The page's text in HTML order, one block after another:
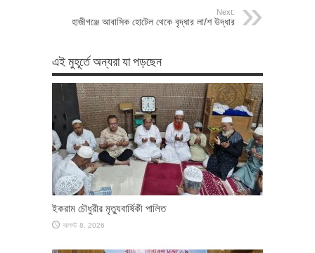
Next:
হাজীগঞ্জে আবাসিক হোটেল থেকে বৃদ্ধার লা/শ উদ্ধার
এই মুহূর্তে অন্যরা যা পড়ছেন
ইকরাম চৌধুরীর মৃত্যুবার্ষিকী পালিত
আগস্ট 8, 2026